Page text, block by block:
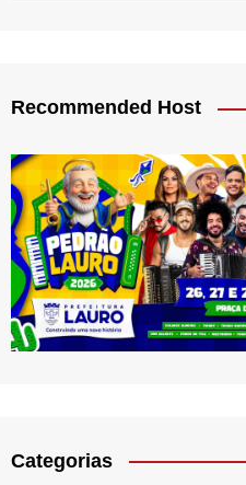
Recommended Host
Categorias